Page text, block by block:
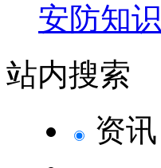
安防知识
站内搜索
资讯